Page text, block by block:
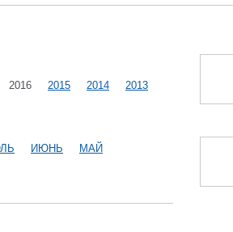
2016 2015 2014 2013
ИЮНЬ МАЙ